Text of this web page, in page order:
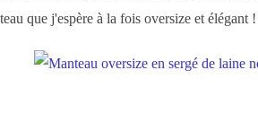
que j'espère à la fois oversize et élégant !